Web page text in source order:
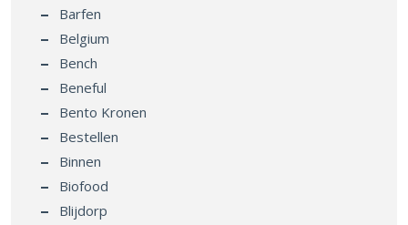
Barfen
Belgium
Bench
Beneful
Bento Kronen
Bestellen
Binnen
Biofood
Blijdorp